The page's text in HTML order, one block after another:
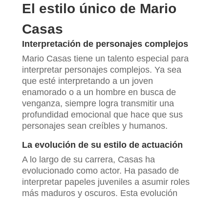
El estilo único de Mario
Casas
Interpretación de personajes complejos
Mario Casas tiene un talento especial para
interpretar personajes complejos. Ya sea
que esté interpretando a un joven
enamorado o a un hombre en busca de
venganza, siempre logra transmitir una
profundidad emocional que hace que sus
personajes sean creíbles y humanos.
La evolución de su estilo de actuación
A lo largo de su carrera, Casas ha
evolucionado como actor. Ha pasado de
interpretar papeles juveniles a asumir roles
más maduros y oscuros. Esta evolución